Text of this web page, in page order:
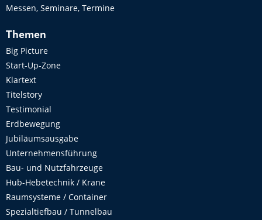
Messen, Seminare, Termine
Themen
Big Picture
Start-Up-Zone
Klartext
Titelstory
Testimonial
Erdbewegung
Jubiläumsausgabe
Unternehmensführung
Bau- und Nutzfahrzeuge
Hub-Hebetechnik / Krane
Raumsysteme / Container
Spezialtiefbau / Tunnelbau